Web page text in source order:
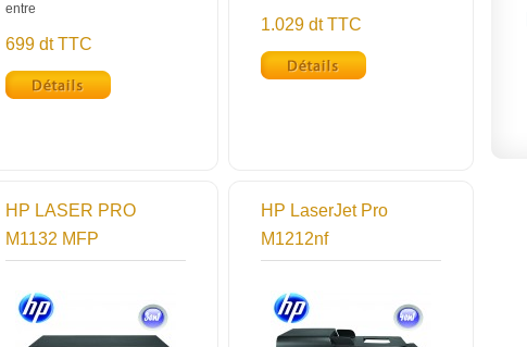
entre
699 dt TTC
1.029 dt TTC
HP LASER PRO
M1132 MFP
HP LaserJet Pro
M1212nf